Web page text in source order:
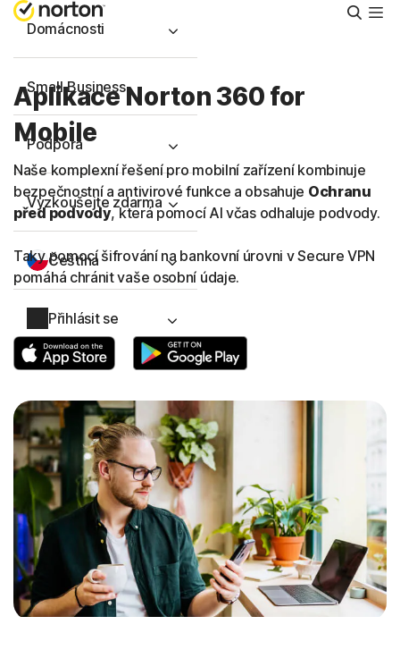
Domácnosti
Small Business
Podpora
Vyzkoušejte zdarma
Čeština
Přihlásit se
Aplikace Norton 360 for
Mobile
Naše komplexní řešení pro mobilní zařízení kombinuje
bezpečnostní a antivirové funkce a obsahuje Ochranu
před podvody, která pomocí AI včas odhaluje podvody.
Taky pomocí šifrování na bankovní úrovni v Secure VPN
pomáhá chránit vaše osobní údaje.